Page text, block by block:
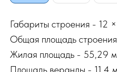
Габариты строения - 12
Общая площадь
Жилая площадь - 55,29
Площадь веранды - 11,4